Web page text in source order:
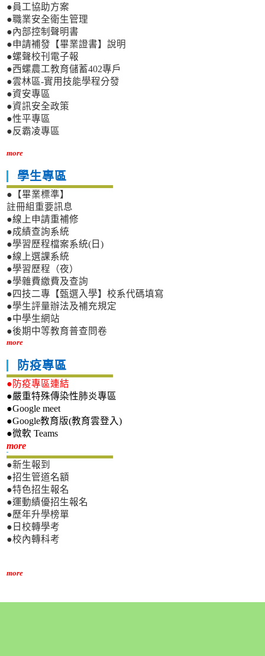
●員工協助方案
●職業安全衛生管理
●內部控制聲明書
●申請補發【畢業證書】說明
●螺聲校刊電子報
●西螺農工教育儲蓄402專戶
●雲林區-實用技能學程分發
●資安專區
●資訊安全政策
●性平專區
●反霸凌專區
more
學生專區
●【畢業標準】
註冊組重要訊息
●線上申請重補修
●成績查詢系統
●學習歷程檔案系統(日)
●線上選課系統
●學習歷程（夜）
●學雜費繳費及查詢
●四技二專【甄選入學】校系代碼填寫
●學生評量辦法及補充規定
●中學生網站
●後期中等教育普查問卷
more
防疫專區
●防疫專區連結
●嚴重特殊傳染性肺炎專區
●Google meet
●Google教育版(教育雲登入)
●微軟 Teams
more新生專區
●新生報到
●招生管道名額
●特色招生報名
●運動績優招生報名
●歷年升學榜單
●日校轉學考
●校內轉科考
more